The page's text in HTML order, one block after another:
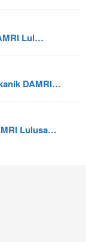
Lul…
DAMRI…
Lulusa…